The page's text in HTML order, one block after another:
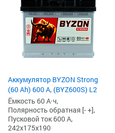
Аккумулятор BYZON Strong
(60 Ah) 600 А, (BYZ600S) L2
Ёмкость 60 А·ч,
Полярность обратная [- +],
Пусковой ток 600 А,
242x175x190